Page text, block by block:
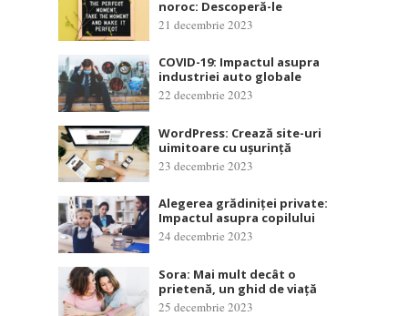
noroc: Descoperă-le
21 decembrie 2023
COVID-19: Impactul asupra
industriei auto globale
22 decembrie 2023
WordPress: Crează site-uri
uimitoare cu ușurință
23 decembrie 2023
Alegerea grădiniței private:
Impactul asupra copilului
24 decembrie 2023
Sora: Mai mult decât o
prietenă, un ghid de viață
25 decembrie 2023